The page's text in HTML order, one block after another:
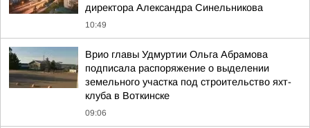
директора Александра Синельникова
10:49
Врио главы Удмуртии Ольга Абрамова
подписала распоряжение о выделении
земельного участка под строительство яхт-
клуба в Воткинске
09:06